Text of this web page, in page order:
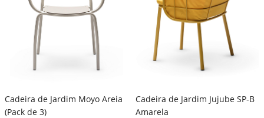
Cadeira de Jardim Moyo Areia
(Pack de 3)
Cadeira de Jardim Jujube SP-B
Amarela